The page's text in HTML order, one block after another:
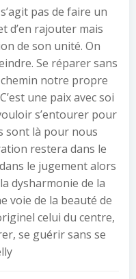
pas de faire un
d’en rajouter mais
de son unité. On
Se réparer sans
notre propre
une paix avec soi
s’entourer pour
sont là pour nous
restera dans le
le jugement alors
la dysharmonie de la
voie de la beauté de
celui du centre,
se guérir sans se